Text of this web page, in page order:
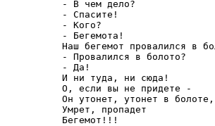
- В чем дело?
- Спасите!
- Кого?
- Бегемота!
Наш бегемот провалился в
- Провалился в болото?
- Да!
И ни туда, ни сюда!
О, если вы не придете -
Он утонет, утонет в болоте,
Умрет, пропадет
Бегемот!!!